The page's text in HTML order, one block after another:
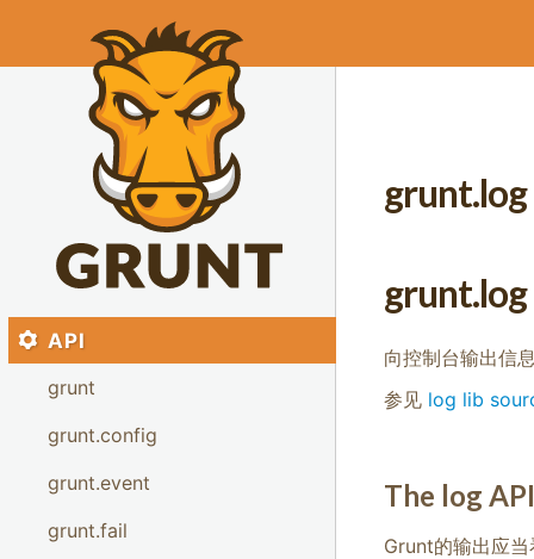
grunt.log
grunt.log
向控制台输出信
参见 log lib
The log API
Grunt的输出应
API
grunt
grunt.config
grunt.event
grunt.fail